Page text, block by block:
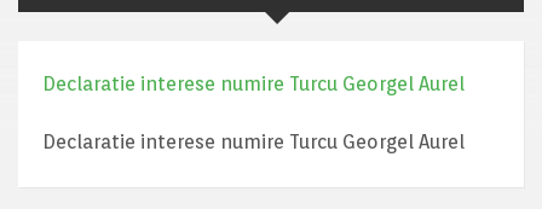
Declaratie interese numire Turcu Georgel Aurel
Declaratie interese numire Turcu Georgel Aurel